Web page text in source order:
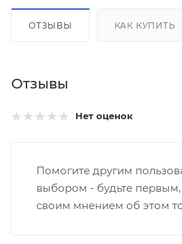
ОТЗЫВЫ КАК КУПИТЬ
Отзывы
Нет оценок
Помогите другим
выбором - будьте первым,
своим мнением об этом